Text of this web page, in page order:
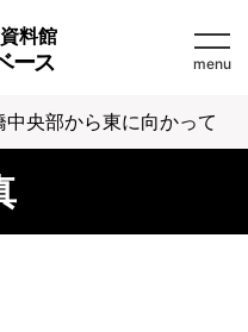
料館
ース menu
中央部から東に向かって